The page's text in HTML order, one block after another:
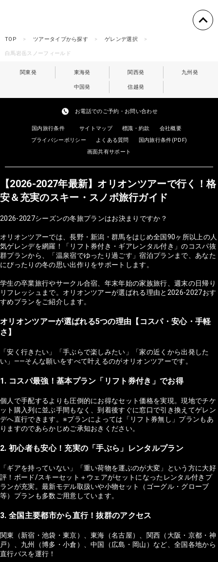
TOP ツアータイプから探す ゲレンデ選択
白馬岩岳スノーフィールド
関東発 東海発 関西発 九州発
中国発 信越発
お電話でのご予約・お問い合わせ
国内旅行条件 サイトマップ 標識・約款
会社概要
プライバシーポリシー
よくある質問
国内旅行条件(PDF)
画面共有サポート
【2026-2027年最新】オリオンツアーで行く！格
安＆充実のスキー・スノボ旅行ガイド
2026-2027シーズンの冬旅プランはお決まりですか？
オリオンツアーでは、長野・新潟・群馬をはじめ全国90ヶ所以上の人
気ゲレンデを網羅！「リフト券付き・ギアレンタル付き」のコスパ抜
群プランから、「温泉宿でゆったり過ごす」宿泊プランまで、あなた
にぴったりの冬の思い出作りをサポートします。
学生の卒業旅行やサークル合宿、年末年始の家族旅行、週末の日帰り
リフレッシュまで。オリオンツアーが選ばれる理由と2026-2027おす
すめプランをご紹介します。
オリオンツアーが選ばれる5つの理由【コスパ・安心・手軽
さ】
「安く行きたい」「手ぶらで楽しみたい」「家の近くから出発した
い」——そんな願いをすべて叶えるのがオリオンツアーです。
1. コスパ最強！基本プラン「リフト券付き」でお得
個人で手配するよりも圧倒的にお得なセット価格を実現。現地でチケ
ット購入列に並ぶ手間もなく、到着後すぐに窓口で引き換えてゲレン
デへ直行できます。※プランによっては「リフト券無し」プランもあ
りますのであらかじめご承知おきください。
2. 初心者も安心！充実の「手ぶら」レンタルプラン
「ギアを持っていない」「重い荷物を運ぶのが大変」という方に大好
評！ボード/スキーセット＋ウェアがセットになったレンタル付きプ
ランが充実。最新モデル取扱いや小物セット（ゴーグル・グローブ
等）プランも多数ご用意しています。
3. 全国主要都市から直行！抜群のアクセス
関東（新宿・池袋・東京）、東海（名古屋）、関西（大阪・京都・神
戸）、九州（博多・小倉）、中国（広島・岡山）など、全国各地から
直行バスを運行！